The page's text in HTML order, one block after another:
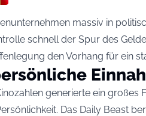
massiv in
schnell der Spur des
den Vorhang für ein
generierte ein großes
Das Daily Beast